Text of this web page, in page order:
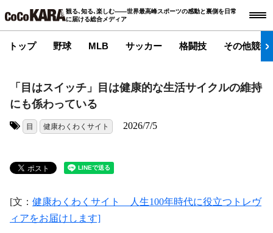
観る､知る､楽しむ――世界最高峰スポーツの感動と裏側を日常
に届ける総合メディア
トップ 野球 MLB サッカー 格闘技 その他競技
「目はスイッチ」目は健康的な生活サイクルの維持
にも係わっている
目 健康わくわくサイト 2026/7/5
[文： 健康わくわくサイト 人生100年時代に役立つトレヴ
ィアをお届けします]